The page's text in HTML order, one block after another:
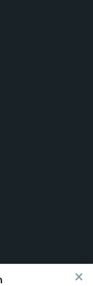
×